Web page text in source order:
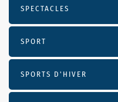
SPECTACLES
SPORT
SPORTS D'HIVER